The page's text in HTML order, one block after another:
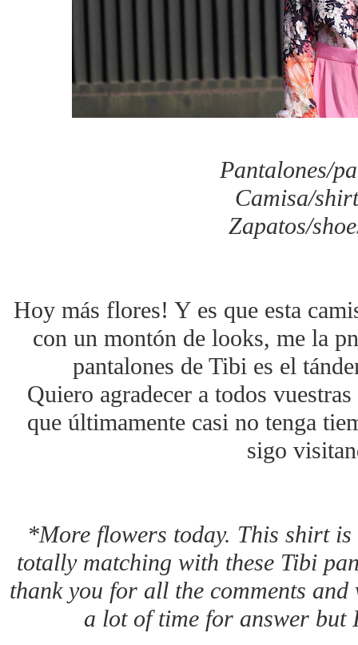
Pantalones/
Camisa/
Zapatos/
Hoy más flores! Y es que esta
con un montón de looks, me la
pantalones de Tibi es el
Quiero agradecer a todos
que últimamente casi no tenga
sigo
*More flowers today. This shirt
totally matching with these Tibi
thank you for all the comments
a lot of time for answer